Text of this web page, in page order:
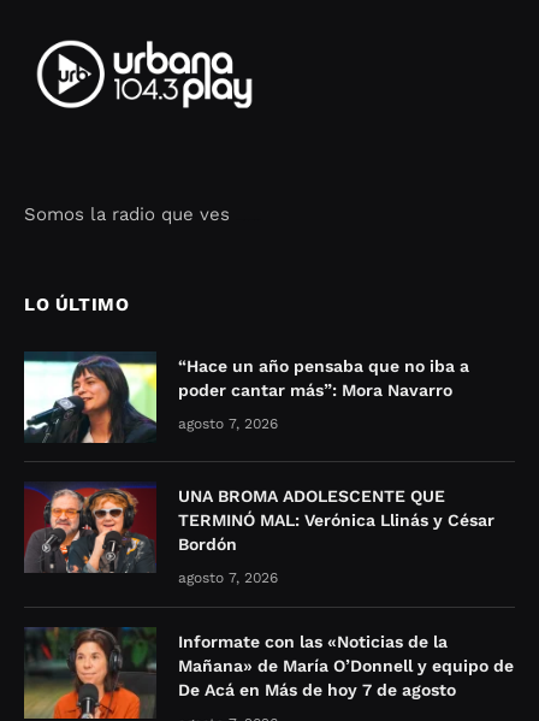
Somos la radio que ves
LO ÚLTIMO
“Hace un año pensaba que no iba a
poder cantar más”: Mora Navarro
agosto 7, 2026
UNA BROMA ADOLESCENTE QUE
TERMINÓ MAL: Verónica Llinás y César
Bordón
agosto 7, 2026
Informate con las «Noticias de la
Mañana» de María O’Donnell y equipo de
De Acá en Más de hoy 7 de agosto